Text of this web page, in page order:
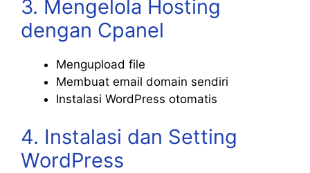
3. Mengelola Hosting
dengan Cpanel
Mengupload file
Membuat email domain sendiri
Instalasi WordPress otomatis
4. Instalasi dan Setting
WordPress